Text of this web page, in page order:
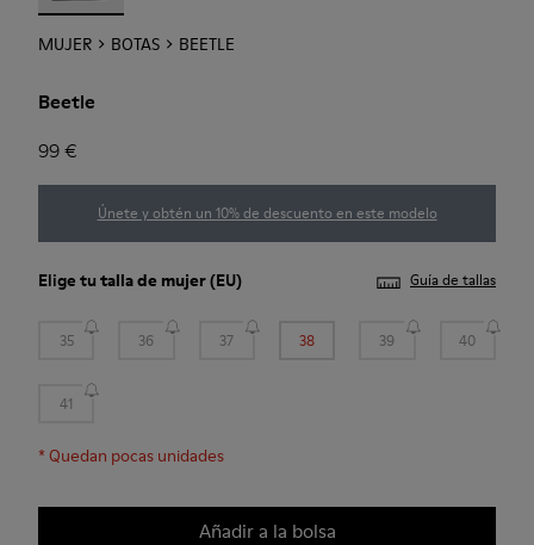
MUJER BOTAS BEETLE
Beetle
99 €
Únete y obtén un 10% de descuento en este modelo
Elige tu talla de mujer(EU) Guía de tallas
35 36 37 38 39 40
41
*Quedan pocas unidades
Añadir a la bolsa